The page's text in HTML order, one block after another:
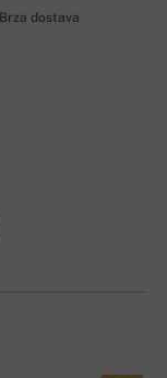
Brza dostava